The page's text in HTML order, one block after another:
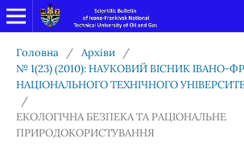
Головна / Архіви
/
№ 1(23) (2010): НАУКОВИЙ ВІСНИК ІВАНО-
НАЦІОНАЛЬНОГО ТЕХНІЧНОГО
/
ЕКОЛОГІЧНА БЕЗПЕКА ТА РАЦІОНАЛЬНЕ
ПРИРОДОКОРИСТУВАННЯ